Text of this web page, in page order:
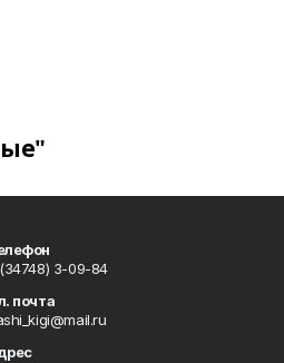
3-09-84
почта